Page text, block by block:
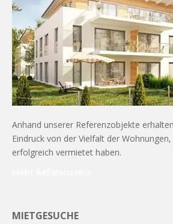
Anhand unserer Referenzobjekte
Eindruck von der Vielfalt der
erfolgreich vermietet haben.
MIETGESUCHE